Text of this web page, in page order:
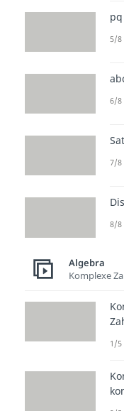
5/8
6/8
7/8
8/8
Algebra
Komplexe
1/5